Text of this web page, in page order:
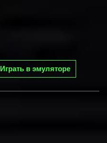
Играть в эмуляторе